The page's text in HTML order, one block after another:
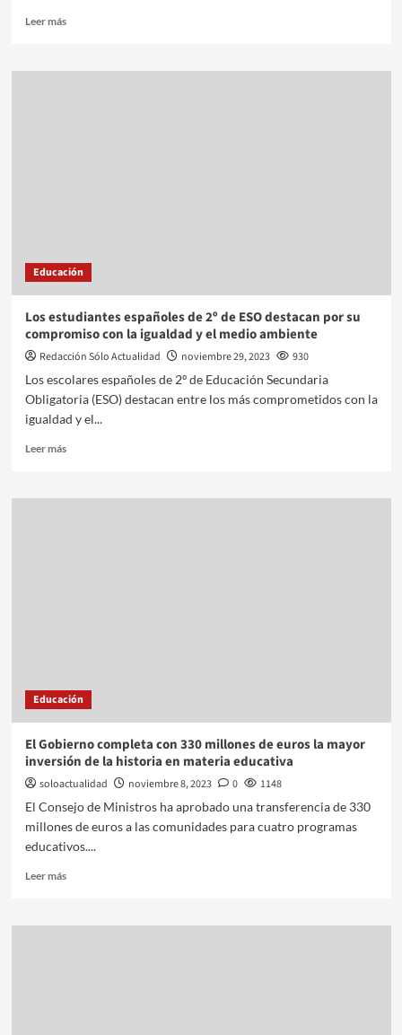
Leer más
Educación
Los estudiantes españoles de 2º de ESO destacan por su
compromiso con la igualdad y el medio ambiente
Redacción Sólo Actualidad noviembre 29, 2023
930
Los escolares españoles de 2º de Educación Secundaria
Obligatoria (ESO) destacan entre los más comprometidos con la
igualdad y el...
Leer más
Educación
El Gobierno completa con 330 millones de euros la mayor
inversión de la historia en materia educativa
soloactualidad noviembre 8, 2023 0
1148
El Consejo de Ministros ha aprobado una transferencia de 330
millones de euros a las comunidades para cuatro programas
educativos....
Leer más